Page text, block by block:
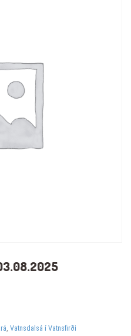
, Vatnsdalsá í Vatnsfirði